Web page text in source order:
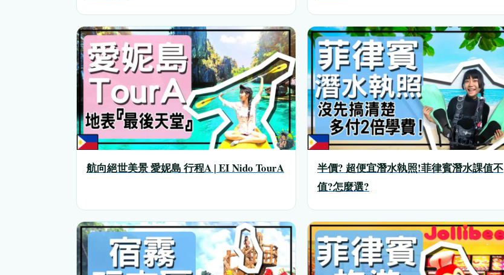
航向絕世美景 愛妮島 行程A | EI Nido TourA
半價? 超便宜潛水執照!菲律賓潛水課值不
值?怎麼選?